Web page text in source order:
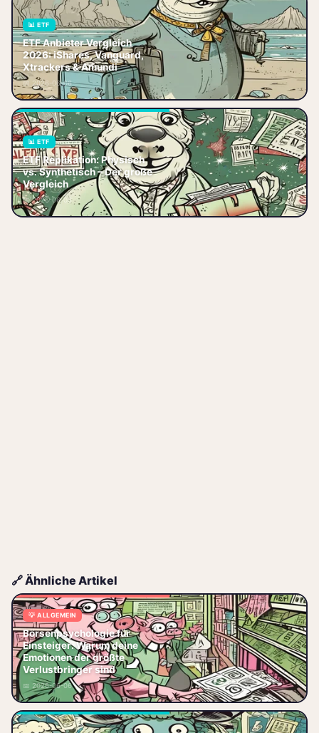
📊 ETF
ETF Anbieter Vergleich
2026: iShares, Vanguard,
Xtrackers & Amundi
📅 2026-06-06
ETF Anbieter Vergleich 2026:
iShares, Vanguard, Xtrackers,
Amundi und SPDR im großen
Vergleich. Welcher Anbieter
passt z
📊 ETF
ETF Replikation: Physisch
vs. Synthetisch – Der große
Vergleich
📅 2026-06-06
ETF Replikation erklärt:
Physische (vollständig &
optimiert) vs. synthetische
Nachbildung im Vergleich.
Welche Metho
🔗 Ähnliche Artikel
💡 ALLGEMEIN
Börsenpsychologie für
Einsteiger: Warum deine
Emotionen der größte
Verlustbringer sind
📅 2026-06-06
Börsenpsychologie für
Einsteiger erklärt: Warum Angst,
Gier und Herdentrieb deine
Rendite vernichten – und wie du
mit de